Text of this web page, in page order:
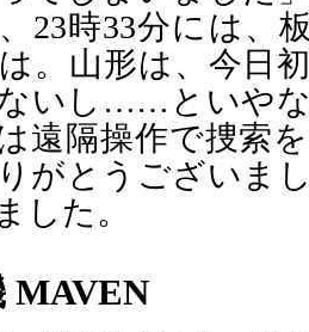
23時33分には、
は。山形は、今日
いし……といや
遠隔操作で捜索
がとうございま
した。
MAVEN